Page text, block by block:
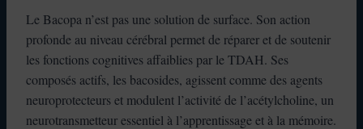
Le Bacopa n’est pas une solution de surface. Son action
profonde au niveau cérébral permet de réparer et de soutenir
les fonctions cognitives affaiblies par le TDAH. Ses
composés actifs, les bacosides, agissent comme des agents
neuroprotecteurs et modulent l’activité de l’acétylcholine, un
neurotransmetteur essentiel à l’apprentissage et à la mémoire.